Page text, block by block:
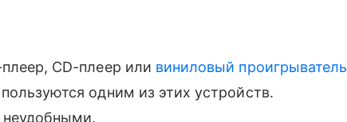
CD-плеер или виниловый проигрыватель
одним из этих устройств.
неудобными.